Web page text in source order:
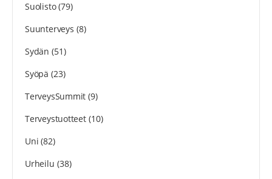
Suolisto(79)
Suunterveys (8)
Sydän (51)
Syöpä (23)
TerveysSummit (9)
Terveystuotteet(10)
Uni (82)
Urheilu (38)